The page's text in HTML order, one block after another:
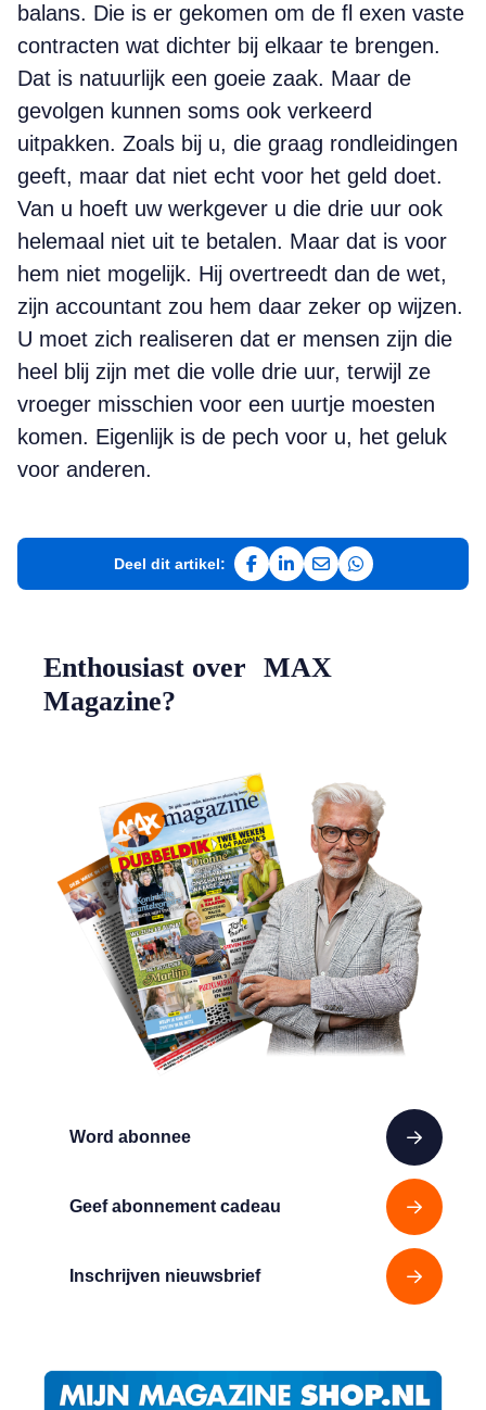
balans. Die is er gekomen om de fl exen vaste
contracten wat dichter bij elkaar te brengen.
Dat is natuurlijk een goeie zaak. Maar de
gevolgen kunnen soms ook verkeerd
uitpakken. Zoals bij u, die graag rondleidingen
geeft, maar dat niet echt voor het geld doet.
Van u hoeft uw werkgever u die drie uur ook
helemaal niet uit te betalen. Maar dat is voor
hem niet mogelijk. Hij overtreedt dan de wet,
zijn accountant zou hem daar zeker op wijzen.
U moet zich realiseren dat er mensen zijn die
heel blij zijn met die volle drie uur, terwijl ze
vroeger misschien voor een uurtje moesten
komen. Eigenlijk is de pech voor u, het geluk
voor anderen.
Deel dit artikel:
Deel op Facebook
Deel op LinkedIn
Deel via e-mail
Deel via
Word abonnee
Geef abonnement cadeau
Inschrijven nieuwsbrief
Enthousiast over MAX
Magazine?